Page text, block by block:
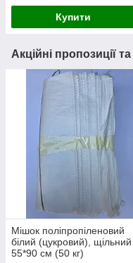
Купити
Акційні пропозиції
Мішок поліпропіленовий
білий (цукровий), щільний
55*90 см (50 кг)